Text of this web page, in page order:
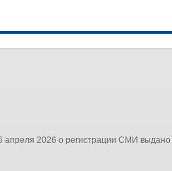
2026 о регистрации СМИ